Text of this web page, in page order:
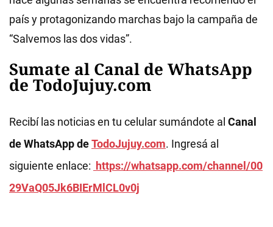
país y protagonizando marchas bajo la campaña de
“Salvemos las dos vidas”.
Sumate al Canal de WhatsApp
de TodoJujuy.com
Recibí las noticias en tu celular sumándote al Canal
de WhatsApp deTodoJujuy.com. Ingresá al
siguiente enlace: https://whatsapp.com/channel/00
29VaQ05Jk6BIErMlCL0v0j